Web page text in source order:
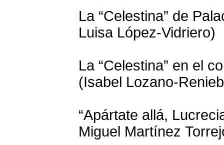
La “Celestina” de
Luisa López-Vidriero)
La “Celestina” en el
(Isabel Lozano-
“Apártate allá,
Miguel Martínez